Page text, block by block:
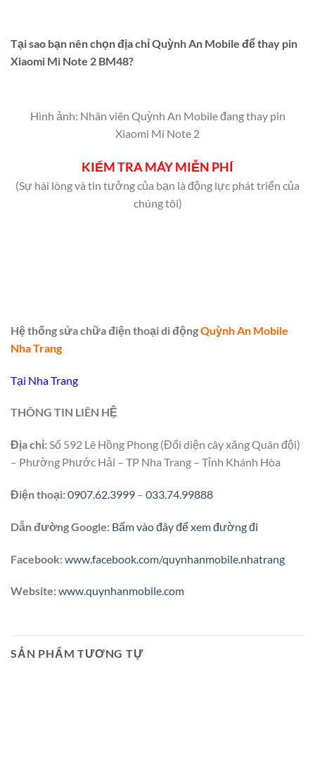
Tại sao bạn nên chọn địa chỉ Quỳnh An Mobile để thay pin
Xiaomi Mi Note 2 BM48?
Hình ảnh: Nhân viên Quỳnh An Mobile đang thay pin
Xiaomi Mi Note 2
KIỂM TRA MÁY MIỄN PHÍ
(Sự hài lòng và tin tưởng của bạn là động lực phát triển của
chúng tôi)
Hệ thống sửa chữa điện thoại di độngQuỳnh An Mobile
Nha Trang
Tại Nha Trang
THÔNG TIN LIÊN HỆ
Địa chỉ:Số 592 Lê Hồng Phong (Đối diện cây xăng Quân đội)
– Phường Phước Hải – TP Nha Trang – Tỉnh Khánh Hòa
Điện thoại:0907.62.3999 – 033.74.99888
Dẫn đường Google: Bấm vào đây để xem đường đi
Facebook:www.facebook.com/quynhanmobile.nhatrang
Website:www.quynhanmobile.com
SẢN PHẨM TƯƠNG TỰ